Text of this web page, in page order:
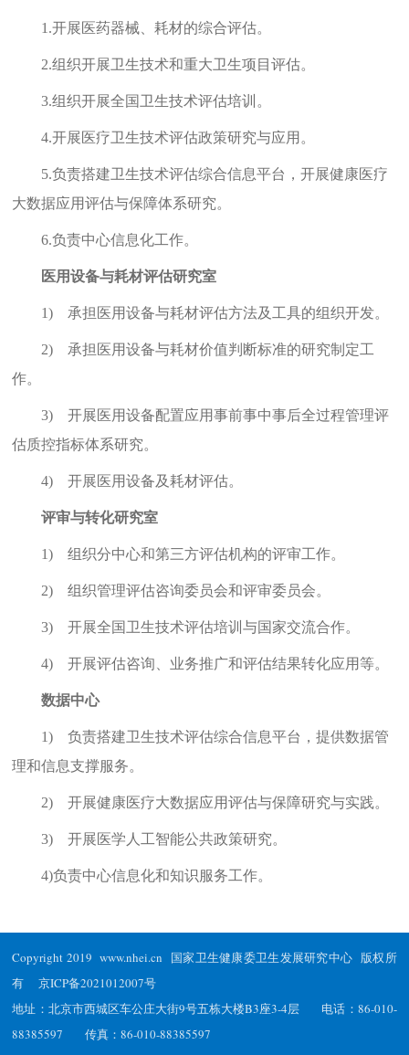
1.开展医药器械、耗材的综合评估。
2.组织开展卫生技术和重大卫生项目评估。
3.组织开展全国卫生技术评估培训。
4.开展医疗卫生技术评估政策研究与应用。
5.负责搭建卫生技术评估综合信息平台，开展健康医疗
大数据应用评估与保障体系研究。
6.负责中心信息化工作。
医用设备与耗材评估研究室
1) 承担医用设备与耗材评估方法及工具的组织开发。
2)
承担医用设备与耗材价值判断标准的研究制定工
作。
3)
开展医用设备配置应用事前事中事后全过程管理评
估质控指标体系研究。
4) 开展医用设备及耗材评估。
评审与转化研究室
1) 组织分中心和第三方评估机构的评审工作。
2) 组织管理评估咨询委员会和评审委员会。
3) 开展全国卫生技术评估培训与国家交流合作。
4) 开展评估咨询、业务推广和评估结果转化应用等。
数据中心
1)
负责搭建卫生技术评估综合信息平台，提供数据管
理和信息支撑服务。
2) 开展健康医疗大数据应用评估与保障研究与实践。
3) 开展医学人工智能公共政策研究。
4)负责中心信息化和知识服务工作。
Copyright 2019 www.nhei.cn 国家卫生健康委卫生发展研究中心 版权所
有京ICP备2021012007号
地址：北京市西城区车公庄大街9号五栋大楼B3座3-4层 电话：86-010-
88385597 传真：86-010-88385597